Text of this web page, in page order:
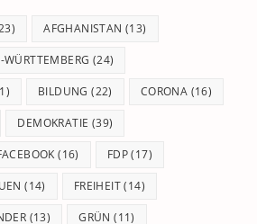
AFGHANISTAN (13)
WÜRTTEMBERG (24)
BILDUNG (22) CORONA (16)
DEMOKRATIE (39)
(16) FDP(17)
(14) FREIHEIT(14)
(13) GRÜN (11)